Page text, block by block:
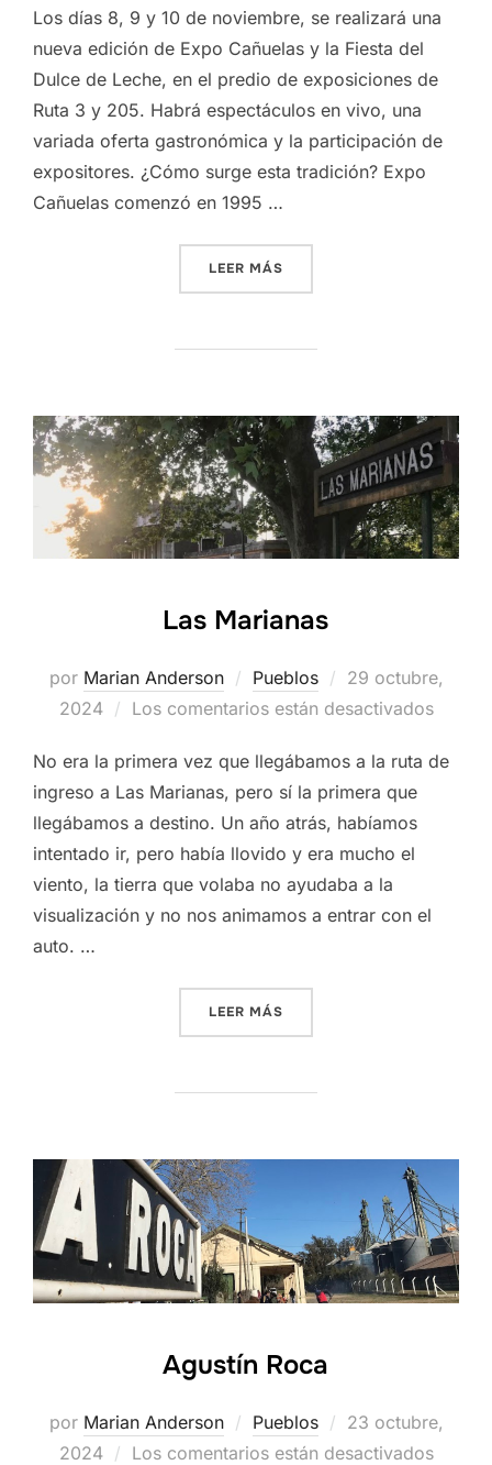
Los días 8, 9 y 10 de noviembre, se realizará una
nueva edición de Expo Cañuelas y la Fiesta del
Dulce de Leche, en el predio de exposiciones de
Ruta 3 y 205. Habrá espectáculos en vivo, una
variada oferta gastronómica y la participación de
expositores. ¿Cómo surge esta tradición? Expo
Cañuelas comenzó en 1995 …
LEER MÁS
Las Marianas
por Marian Anderson Pueblos
Publicado
el
29 octubre,
2024
Los comentarios están desactivados
No era la primera vez que llegábamos a la ruta de
ingreso a Las Marianas, pero sí la primera que
llegábamos a destino. Un año atrás, habíamos
intentado ir, pero había llovido y era mucho el
viento, la tierra que volaba no ayudaba a la
visualización y no nos animamos a entrar con el
auto. …
LEER MÁS
Agustín Roca
por Marian Anderson Pueblos
Publicado
el
23 octubre,
2024
Los comentarios están desactivados